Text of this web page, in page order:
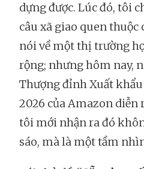
dựng được. Lúc đó, tôi
câu xã giao quen thuộc
nói về một thị trường
rộng; nhưng hôm nay,
Thượng đỉnh Xuất
2026 của Amazon diễn
tôi mới nhận ra đó
sáo, mà là một tầm